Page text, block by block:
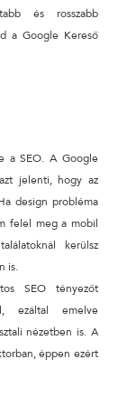
és rosszabb
a Google Kereső
a SEO. A Google
jelenti, hogy az
design probléma
felel meg a mobil
kerülsz
is.
SEO tényezőt
ezáltal emelve
nézetben is. A
éppen ezért